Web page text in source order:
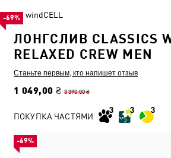
windCELL
ЛОНГСЛИВ CLASSICS
RELAXED CREW MEN
Станьте первым, кто напишет отзыв
1 049,00 ₴ 3 390,00 ₴
-69%
ПОКУПКА ЧАСТЯМИ
-69%